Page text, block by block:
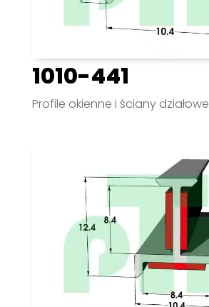
1010-441
Profile okienne i ściany działowe